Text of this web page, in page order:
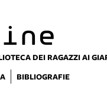
DEI RAGAZZI AI
BIBLIOGRAFIE